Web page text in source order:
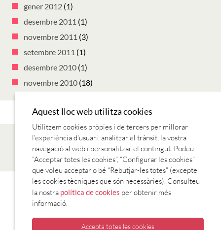
gener 2012 (1)
desembre 2011 (1)
novembre 2011 (3)
setembre 2011 (1)
desembre 2010 (1)
novembre 2010 (18)
CANÇONS LECTURES REVISTES SÈRIES TVTV I RÀDIO
Aquest lloc web utilitza cookies
Utilitzem cookies pròpies i de tercers per millorar
l'experiència d'usuari, analitzar el trànsit, la vostra
navegació al web i personalitzar el contingut. Podeu
“Acceptar totes les cookies”, “Configurar les cookies”
que voleu acceptar o bé “Rebutjar-les totes” (excepte
les cookies tècniques que són necessàries). Consulteu
la nostra política de cookies per obtenir més
informació.
Accepta totes les cookies